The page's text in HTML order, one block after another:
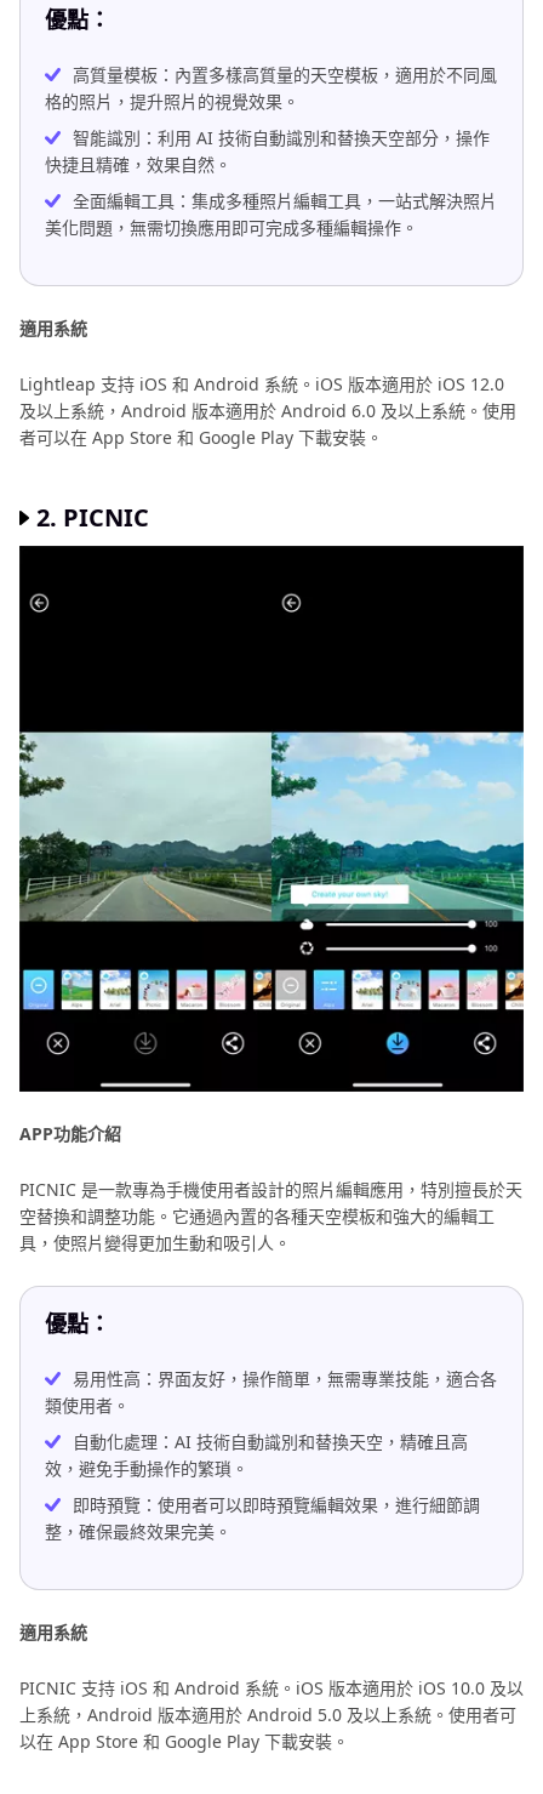
優點：
高質量模板：內置多樣高質量的天空模板，適用於不同風
格的照片，提升照片的視覺效果。
智能識別：利用 AI 技術自動識別和替換天空部分，操作
快捷且精確，效果自然。
全面編輯工具：集成多種照片編輯工具，一站式解決照片
美化問題，無需切換應用即可完成多種編輯操作。
適用系統
Lightleap 支持 iOS 和 Android 系統。iOS 版本適用於 iOS 12.0
及以上系統，Android 版本適用於 Android 6.0 及以上系統。使用
者可以在 App Store 和 Google Play 下載安裝。
2. PICNIC
APP功能介紹
PICNIC 是一款專為手機使用者設計的照片編輯應用，特別擅長於天
空替換和調整功能。它通過內置的各種天空模板和強大的編輯工
具，使照片變得更加生動和吸引人。
優點：
易用性高：界面友好，操作簡單，無需專業技能，適合各
類使用者。
自動化處理：AI 技術自動識別和替換天空，精確且高
效，避免手動操作的繁瑣。
即時預覽：使用者可以即時預覽編輯效果，進行細節調
整，確保最終效果完美。
適用系統
PICNIC 支持 iOS 和 Android 系統。iOS 版本適用於 iOS 10.0 及以
上系統，Android 版本適用於 Android 5.0 及以上系統。使用者可
以在 App Store 和 Google Play 下載安裝。